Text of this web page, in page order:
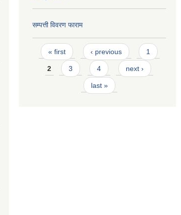
सम्पत्ती विवरण फाराम
Pages
« first ‹ previous 1
2 3 4 next ›
last »